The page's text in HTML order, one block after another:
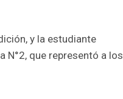
y la estudiante
N°2, que representó a los